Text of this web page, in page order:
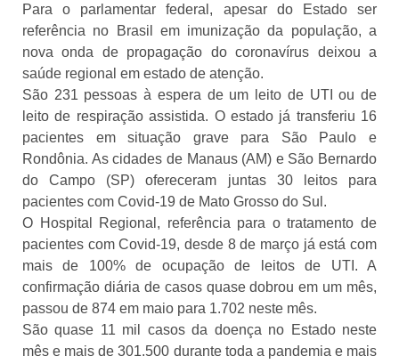
Para o parlamentar federal, apesar do Estado ser
referência no Brasil em imunização da população, a
nova onda de propagação do coronavírus deixou a
saúde regional em estado de atenção.
São 231 pessoas à espera de um leito de UTI ou de
leito de respiração assistida. O estado já transferiu 16
pacientes em situação grave para São Paulo e
Rondônia. As cidades de Manaus (AM) e São Bernardo
do Campo (SP) ofereceram juntas 30 leitos para
pacientes com Covid-19 de Mato Grosso do Sul.
O Hospital Regional, referência para o tratamento de
pacientes com Covid-19, desde 8 de março já está com
mais de 100% de ocupação de leitos de UTI. A
confirmação diária de casos quase dobrou em um mês,
passou de 874 em maio para 1.702 neste mês.
São quase 11 mil casos da doença no Estado neste
mês e mais de 301.500 durante toda a pandemia e mais